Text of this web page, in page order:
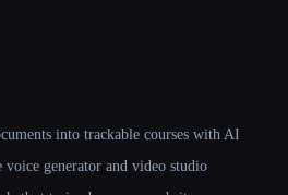
into trackable courses with AI
generator and video studio